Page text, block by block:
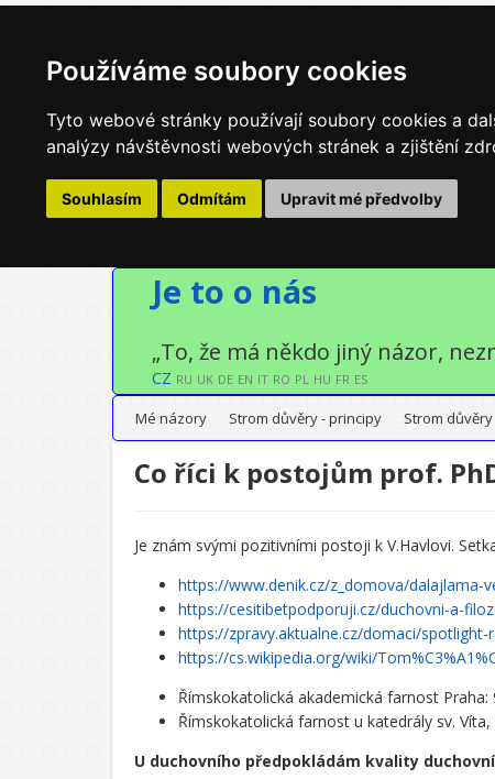
Používáme soubory cookies
Tyto webové stránky používají soubory cookies a
analýzy návštěvnosti webových stránek a zjištění
Souhlasím Odmítám Upravit mé předvolby
Je to o nás
„To, že má někdo jiný názor,
CZ RU UK DE EN IT RO PL HU FR ES
Mé názory Strom důvěry - principy Strom důvěry
Co říci k postojům prof.
Je znám svými pozitivními postoji k V.Havlovi.
https://www.denik.cz/z_domova/dalajlama-
https://cesitibetpodporuji.cz/duchovni-a-
https://zpravy.aktualne.cz/domaci/
https://cs.wikipedia.org/wiki/
Římskokatolická akademická farnost Praha:
Římskokatolická farnost u katedrály sv.
U duchovního předpokládám kvality